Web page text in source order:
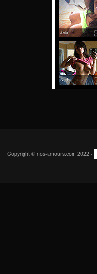
Copyright © nos-amours.com 2022 -